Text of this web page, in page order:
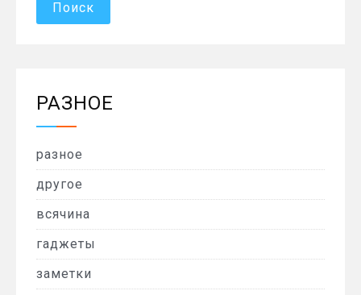
РАЗНОЕ
разное
другое
всячина
гаджеты
заметки